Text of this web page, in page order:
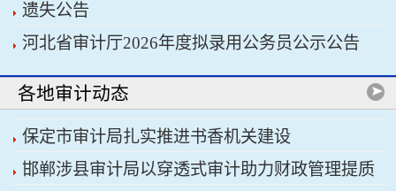
观学习教育专题党课
遗失公告
河北省审计厅2026年度拟录用公务员公示公告
各地审计动态
保定市审计局扎实推进书香机关建设
邯郸涉县审计局以穿透式审计助力财政管理提质